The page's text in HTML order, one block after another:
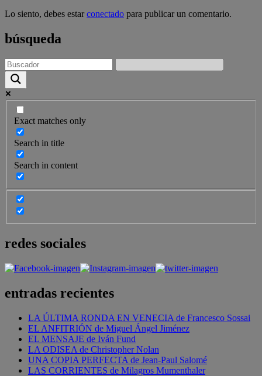
Lo siento, debes estarconectado para publicar un comentario.
búsqueda
Exact matches only
Search in title
Search in content
redes sociales
entradas recientes
LA ÚLTIMA RONDA EN VENECIA de Francesco Sossai
EL ANFITRIÓN de Miguel Ángel Jiménez
EL MENSAJE de Iván Fund
LA ODISEA de Christopher Nolan
UNA COPIA PERFECTA de Jean-Paul Salomé
LAS CORRIENTES de Milagros Mumenthaler